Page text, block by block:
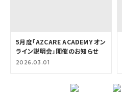
5月度「AZCARE ACADEMY オン
ライン説明会」開催のお知らせ
2026.03.01